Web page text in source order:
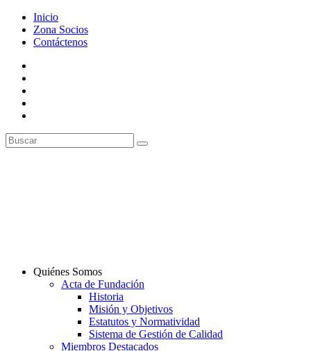
Inicio
Zona Socios
Contáctenos
Quiénes Somos
Acta de Fundación
Historia
Misión y Objetivos
Estatutos y Normatividad
Sistema de Gestión de Calidad
Miembros Destacados